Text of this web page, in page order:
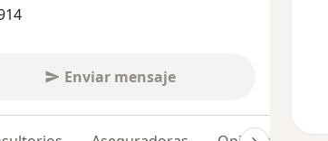
Enviar mensaje